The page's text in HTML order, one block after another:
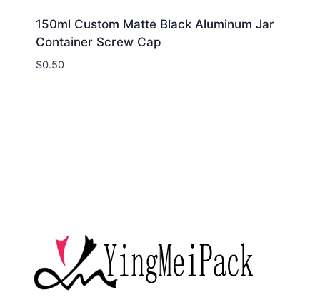
150ml Custom Matte Black Aluminum Jar
Container Screw Cap
$0.50